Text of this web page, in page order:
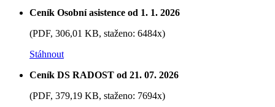
Ceník Osobní asistence od 1. 1. 2026
(PDF, 306,01 KB, staženo: 6484x)
Stáhnout
Ceník DS RADOST od 21. 07. 2026
(PDF, 379,19 KB, staženo: 7694x)